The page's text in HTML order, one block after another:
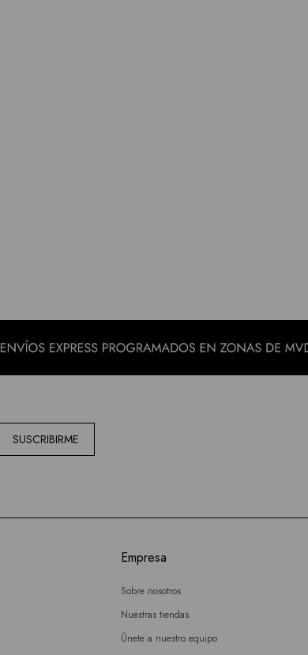
SUSCRIBIRME
Empresa
Sobre nosotros
Nuestras tiendas
Únete a nuestro equipo